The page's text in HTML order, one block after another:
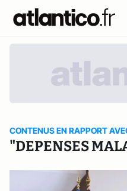
CONTENUS EN RAPPORT
"DEPENSES